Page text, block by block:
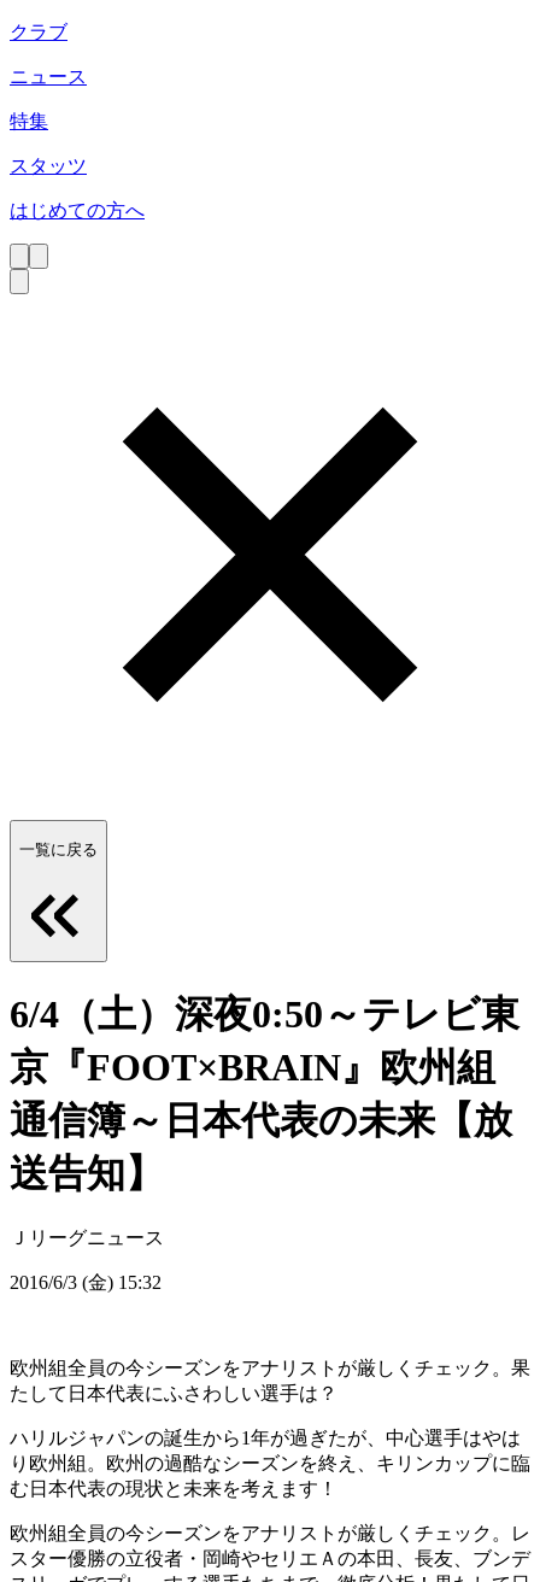
クラブ
ニュース
特集
スタッツ
はじめての方へ
一覧に戻る
6/4（土）深夜0:50～テレビ東
京『FOOT×BRAIN』欧州組
通信簿～日本代表の未来【放
送告知】
Ｊリーグニュース
2016/6/3 (金) 15:32
欧州組全員の今シーズンをアナリストが厳しくチェック。果
たして日本代表にふさわしい選手は？
ハリルジャパンの誕生から1年が過ぎたが、中心選手はやは
り欧州組。欧州の過酷なシーズンを終え、キリンカップに臨
む日本代表の現状と未来を考えます！
欧州組全員の今シーズンをアナリストが厳しくチェック。レ
スター優勝の立役者・岡崎やセリエＡの本田、長友、ブンデ